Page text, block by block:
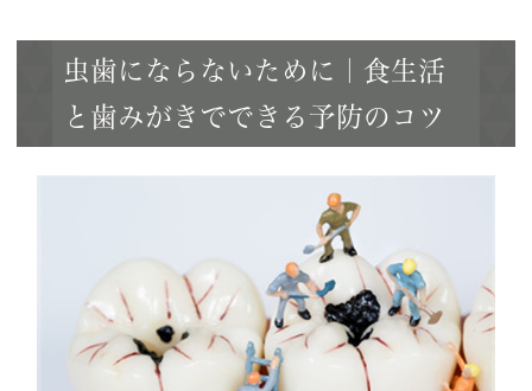
虫歯にならないために｜食生活
と歯みがきでできる予防のコツ